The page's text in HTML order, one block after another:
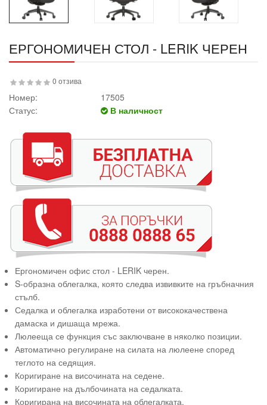
ЕРГОНОМИЧЕН СТОЛ - LERIK ЧЕРЕН
0 отзива
Номер:
17505
Статус:
В наличност
Ергономичен офис стол - LERIK черен.
S-образна облегалка, която следва извивките на гръбначния
стълб.
Седалка и облегалка изработени от висококачествена
дамаска и дишаща мрежа.
Люлееща се функция със заключване в няколко позиции.
Автоматично регулиране на силата на люлеене според
теглото на седящия.
Коригиране на височината на седене.
Коригиране на дълбочината на седалката.
Коригирана на височината на облегалката.